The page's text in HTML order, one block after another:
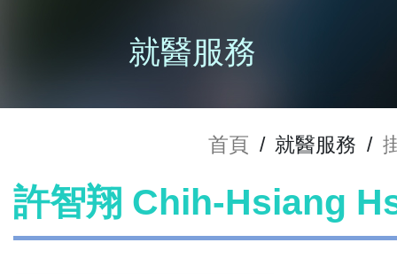
就醫服務
首頁 / 就醫服務 /
許智翔 Chih-Hsiang